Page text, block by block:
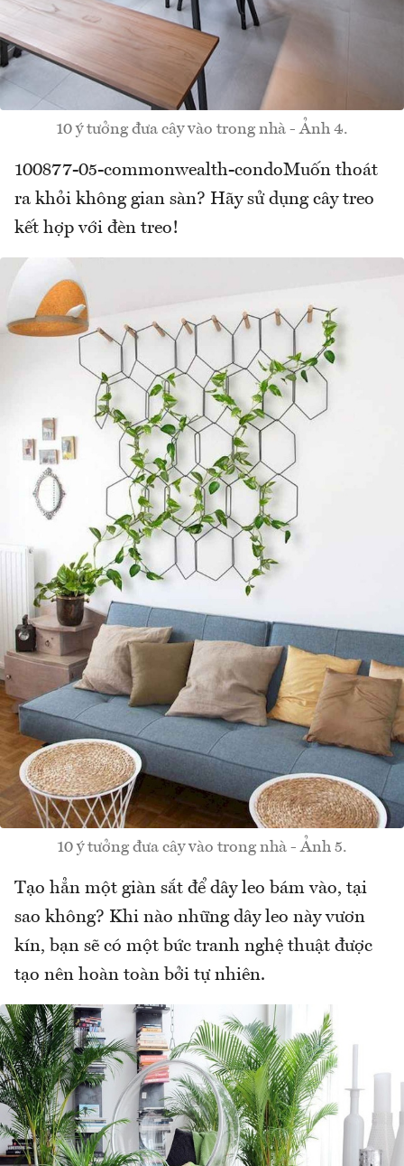
10 ý tưởng đưa cây vào trong nhà - Ảnh 4.
100877-05-commonwealth-condoMuốn thoát
ra khỏi không gian sàn? Hãy sử dụng cây treo
kết hợp với đèn treo!
10 ý tưởng đưa cây vào trong nhà - Ảnh 5.
Tạo hẳn một giàn sắt để dây leo bám vào, tại
sao không? Khi nào những dây leo này vươn
kín, bạn sẽ có một bức tranh nghệ thuật được
tạo nên hoàn toàn bởi tự nhiên.